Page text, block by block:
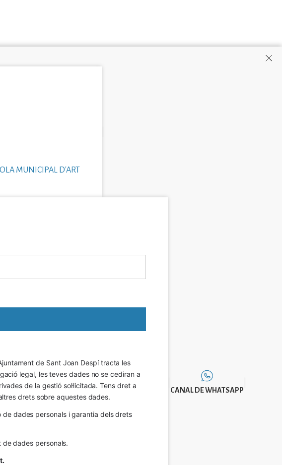
MUNICIPAL D'ART
de Sant Joan Despí tracta les
legal, les teves dades no se cediran a
de la gestió sol·licitada. Tens dret a
drets sobre aquestes dades.
dades personals i garantia dels drets
dades personals.
CANAL DE WHATSAPP